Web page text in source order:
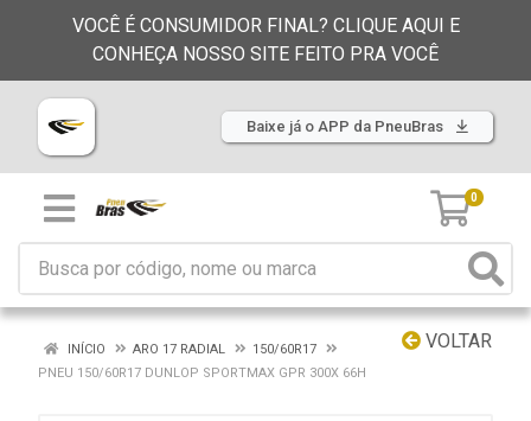
VOCÊ É CONSUMIDOR FINAL? CLIQUE AQUI E
CONHEÇA NOSSO SITE FEITO PRA VOCÊ
Baixe já o APP da PneuBras
0
VOLTAR
INÍCIO ARO 17 RADIAL
150/60R17
PNEU 150/60R17 DUNLOP SPORTMAX GPR 300X 66H